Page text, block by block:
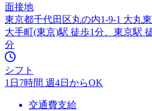
面接地
東京都千代田区丸の内1-9-1 大丸
大手町(東京)駅 徒歩1分、東京駅
分
シフト
1日7時間 週4日からOK
交通費支給